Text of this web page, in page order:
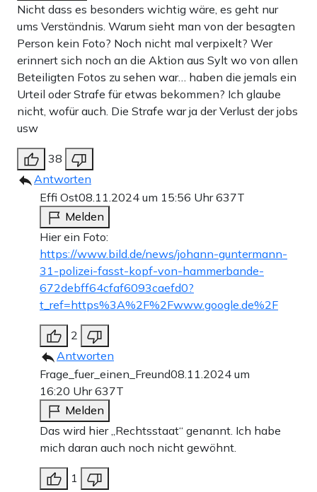
Nicht dass es besonders wichtig wäre, es geht nur
ums Verständnis. Warum sieht man von der besagten
Person kein Foto? Noch nicht mal verpixelt? Wer
erinnert sich noch an die Aktion aus Sylt wo von allen
Beteiligten Fotos zu sehen war… haben die jemals ein
Urteil oder Strafe für etwas bekommen? Ich glaube
nicht, wofür auch. Die Strafe war ja der Verlust der jobs
usw
38
Antworten
Effi Ost08.11.2024 um 15:56 Uhr637T
Melden
Hier ein Foto:
https://www.bild.de/news/johann-guntermann-
31-polizei-fasst-kopf-von-hammerbande-
672debff64cfaf6093caefd0?
t_ref=https%3A%2F%2Fwww.google.de%2F
2
Antworten
Frage_fuer_einen_Freund08.11.2024 um
16:20 Uhr637T
Melden
Das wird hier „Rechtsstaat“ genannt. Ich habe
mich daran auch noch nicht gewöhnt.
1